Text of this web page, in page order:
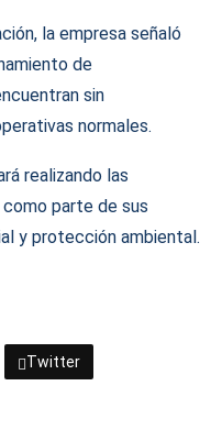
la empresa señaló
de
sin
normales.
realizando las
parte de sus
y protección ambiental.
Twitter